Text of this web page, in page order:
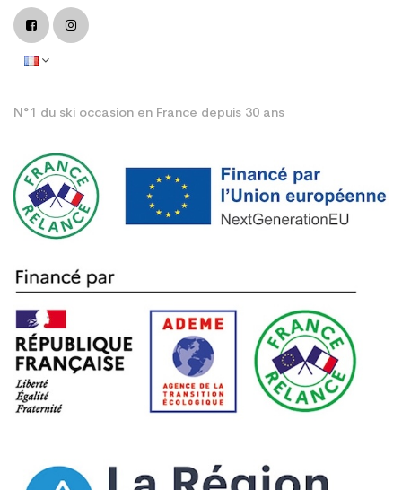
N°1 du ski occasion en France depuis 30 ans